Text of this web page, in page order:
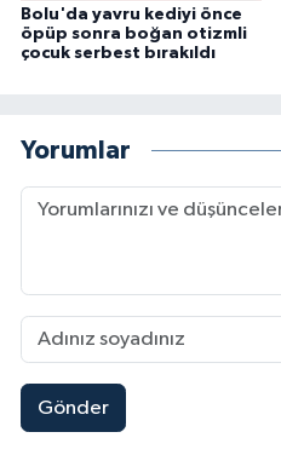
Bolu'da yavru kediyi önce
öpüp sonra boğan otizmli
çocuk serbest bırakıldı
Yorumlar
Gönder